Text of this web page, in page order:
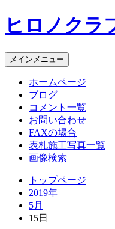
コ
ン
ン
ツ
ヒロノク
メインメニュー
ホームページ
ブログ
コメント一覧
お問い合わせ
FAXの場合
表札施工写真一覧
画像検索
トップページ
2019年
5月
15日